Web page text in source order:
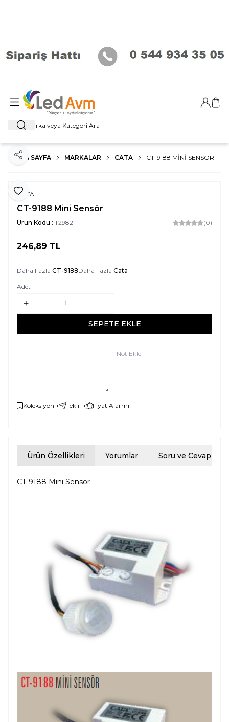
Ara
Giriş
ANA SAYFA MARKALAR CATA CT-9188 MINI SENSÖR
Favoriye Ekle
Paylaş
CATA
CT-9188 Mini Sensör
Ürün Kodu : T2982 (0)
246,89 TL
Daha Fazla CT-9188Daha Fazla Cata
Adet
SEPETE EKLE
Not Ekle
Koleksiyon + Teklif + Fiyat Alarmı
Ürün Özellikleri Yorumlar Soru ve Cevap
CT-9188 Mini Sensör